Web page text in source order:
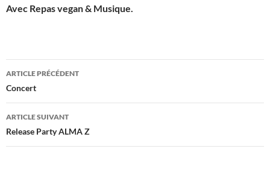
Avec Repas vegan & Musique.
Navigation
des
articles
ARTICLE PRÉCÉDENT
Concert
ARTICLE SUIVANT
Release Party ALMA Z